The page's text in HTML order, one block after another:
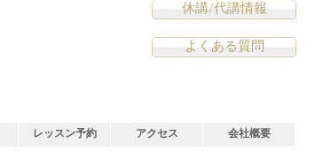
休講/代講情報
よくある質問
レッスン予約 アクセス 会社概要